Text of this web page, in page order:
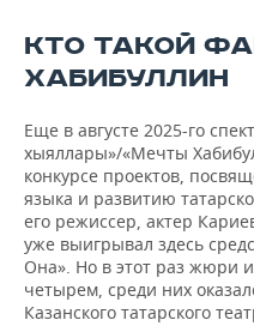
КТО ТАКОЙ
ХАБИБУЛЛИН
Еще в августе 2025-го
хыяллары»/«Мечты
конкурсе проектов,
языка и развитию
его режиссер, актер
уже выигрывал здесь
Она». Но в этот раз жюри
четырем, среди них
Казанского татарского